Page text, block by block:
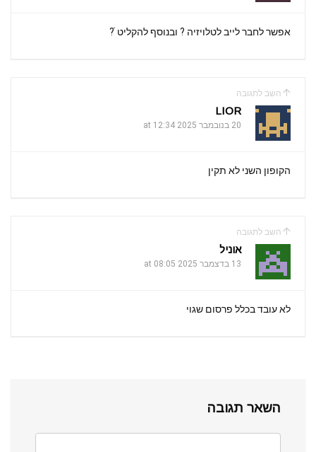
אפשר לחבר לייב לטלויזיה ? ובנוסף להקליט ֿ?
השב לתגובה
LIOR
20 בנובמבר 2025 at 12:34
הקופון השני לא תקין
השב לתגובה
אוניל
13 בדצמבר 2025 at 08:05
לא עובד בכלל פרסום שגוי
השאר תגובה